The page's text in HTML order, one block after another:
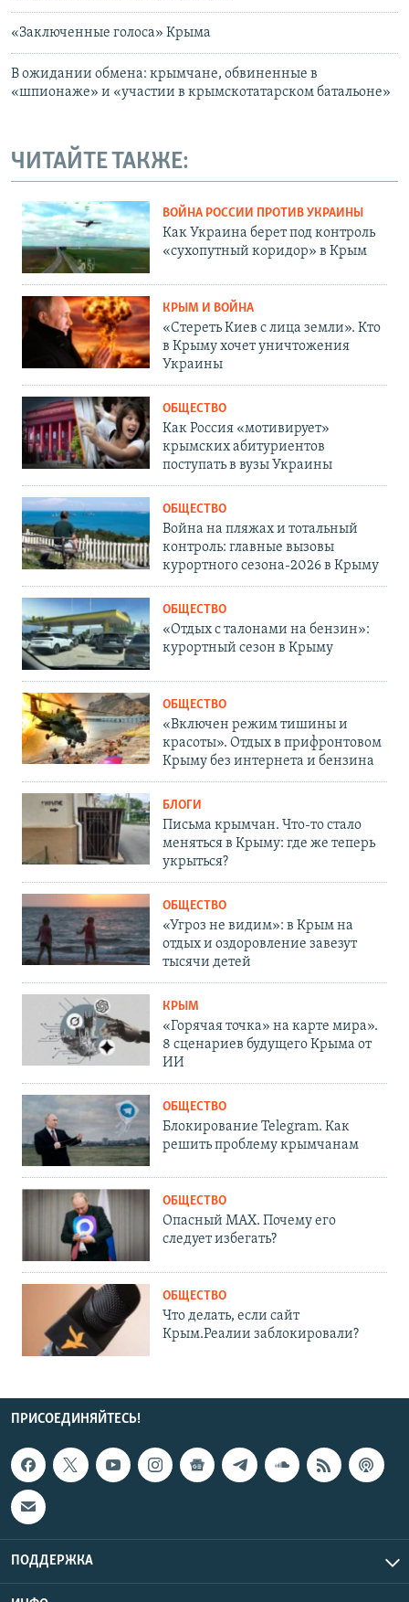
«Заключенные голоса» Крыма
В ожидании обмена: крымчане, обвиненные в
«шпионаже» и «участии в крымскотатарском батальоне»
ЧИТАЙТЕ ТАКЖЕ:
ВОЙНА РОССИИ ПРОТИВ УКРАИНЫ
Как Украина берет под контроль
«сухопутный коридор» в Крым
КРЫМ И ВОЙНА
«Стереть Киев с лица земли». Кто
в Крыму хочет уничтожения
Украины
ОБЩЕСТВО
Как Россия «мотивирует»
крымских абитуриентов
поступать в вузы Украины
ОБЩЕСТВО
Война на пляжах и тотальный
контроль: главные вызовы
курортного сезона-2026 в Крыму
ОБЩЕСТВО
«Отдых с талонами на бензин»:
курортный сезон в Крыму
ОБЩЕСТВО
«Включен режим тишины и
красоты». Отдых в прифронтовом
Крыму без интернета и бензина
БЛОГИ
Письма крымчан. Что-то стало
меняться в Крыму: где же теперь
укрыться?
ОБЩЕСТВО
«Угроз не видим»: в Крым на
отдых и оздоровление завезут
тысячи детей
КРЫМ
«Горячая точка» на карте мира».
8 сценариев будущего Крыма от
ИИ
ОБЩЕСТВО
Блокирование Telegram. Как
решить проблему крымчанам
ОБЩЕСТВО
Опасный MAX. Почему его
следует избегать?
ОБЩЕСТВО
Что делать, если сайт
Крым.Реалии заблокировали?
ПРИСОЕДИНЯЙТЕСЬ!
ПОДДЕРЖКА